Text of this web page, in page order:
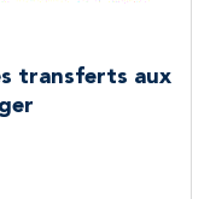
transferts aux